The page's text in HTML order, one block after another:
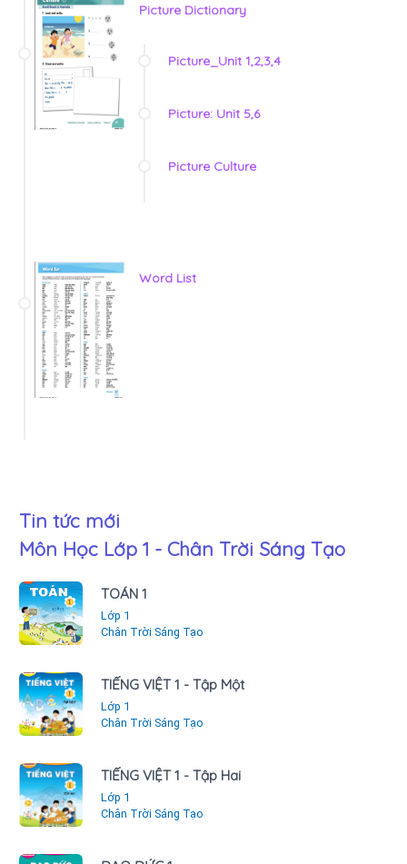
Picture Dictionary
Picture_Unit 1,2,3,4
Picture: Unit 5,6
Picture Culture
Word List
Tin tức mới
Môn Học Lớp 1 - Chân Trời Sáng Tạo
TOÁN 1
Lớp 1
Chân Trời Sáng Tạo
TIẾNG VIỆT 1 - Tập Một
Lớp 1
Chân Trời Sáng Tạo
TIẾNG VIỆT 1 - Tập Hai
Lớp 1
Chân Trời Sáng Tạo